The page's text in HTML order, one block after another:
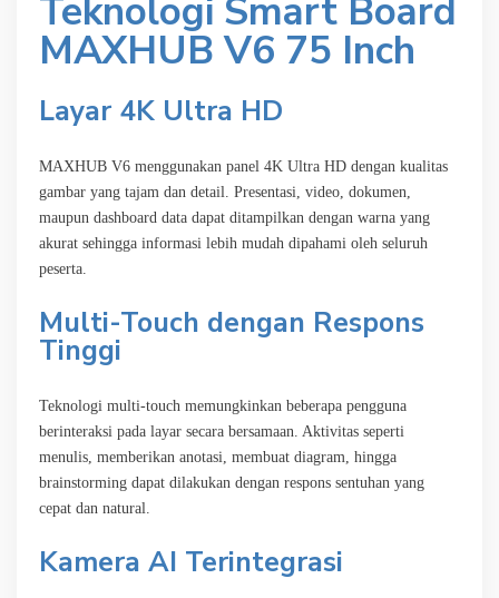
Teknologi Smart Board
MAXHUB V6 75 Inch
Layar 4K Ultra HD
MAXHUB V6 menggunakan panel 4K Ultra HD dengan kualitas
gambar yang tajam dan detail. Presentasi, video, dokumen,
maupun dashboard data dapat ditampilkan dengan warna yang
akurat sehingga informasi lebih mudah dipahami oleh seluruh
peserta.
Multi-Touch dengan Respons
Tinggi
Teknologi multi-touch memungkinkan beberapa pengguna
berinteraksi pada layar secara bersamaan. Aktivitas seperti
menulis, memberikan anotasi, membuat diagram, hingga
brainstorming dapat dilakukan dengan respons sentuhan yang
cepat dan natural.
Kamera AI Terintegrasi